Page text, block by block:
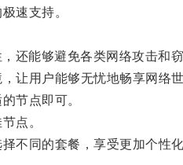
速支持。
能够避免各类网络攻击和窃
用户能够无忧地畅享网络世
节点即可。
点。
同的套餐，享受更加个性化